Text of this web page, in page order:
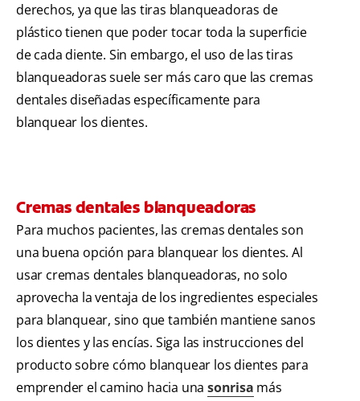
derechos, ya que las tiras blanqueadoras de
plástico tienen que poder tocar toda la superficie
de cada diente. Sin embargo, el uso de las tiras
blanqueadoras suele ser más caro que las cremas
dentales diseñadas específicamente para
blanquear los dientes.
Cremas dentales blanqueadoras
Para muchos pacientes, las cremas dentales son
una buena opción para blanquear los dientes. Al
usar cremas dentales blanqueadoras, no solo
aprovecha la ventaja de los ingredientes especiales
para blanquear, sino que también mantiene sanos
los dientes y las encías. Siga las instrucciones del
producto sobre cómo blanquear los dientes para
emprender el camino hacia unasonrisa más